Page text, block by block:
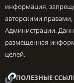
информация,
авторскими
Администрации.
размещенная
целей.
ПОЛЕЗНЫЕ